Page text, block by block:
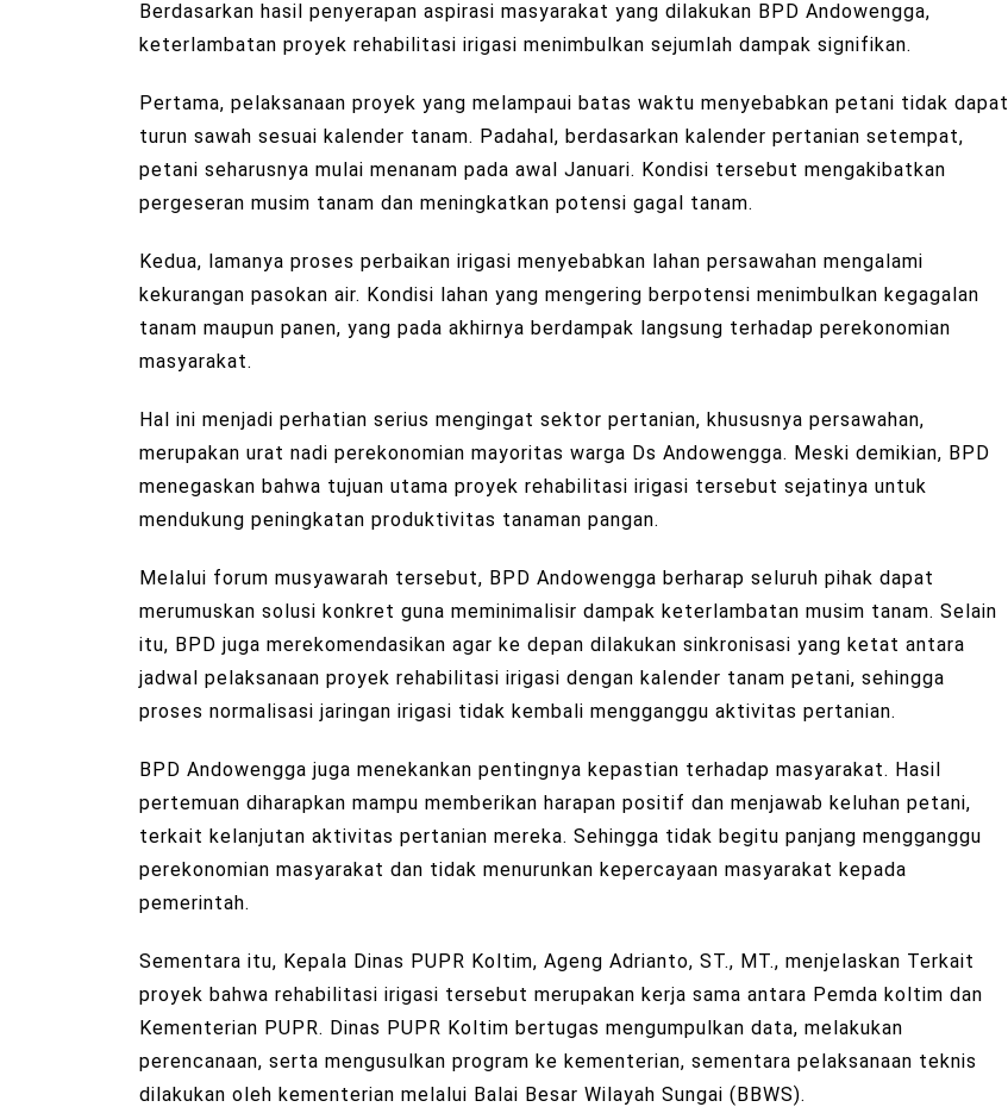
Berdasarkan hasil penyerapan aspirasi masyarakat yang dilakukan BPD Andowengga,
keterlambatan proyek rehabilitasi irigasi menimbulkan sejumlah dampak signifikan.
Pertama, pelaksanaan proyek yang melampaui batas waktu menyebabkan petani tidak dapat
turun sawah sesuai kalender tanam. Padahal, berdasarkan kalender pertanian setempat,
petani seharusnya mulai menanam pada awal Januari. Kondisi tersebut mengakibatkan
pergeseran musim tanam dan meningkatkan potensi gagal tanam.
Kedua, lamanya proses perbaikan irigasi menyebabkan lahan persawahan mengalami
kekurangan pasokan air. Kondisi lahan yang mengering berpotensi menimbulkan kegagalan
tanam maupun panen, yang pada akhirnya berdampak langsung terhadap perekonomian
masyarakat.
Hal ini menjadi perhatian serius mengingat sektor pertanian, khususnya persawahan,
merupakan urat nadi perekonomian mayoritas warga Ds Andowengga. Meski demikian, BPD
menegaskan bahwa tujuan utama proyek rehabilitasi irigasi tersebut sejatinya untuk
mendukung peningkatan produktivitas tanaman pangan.
Melalui forum musyawarah tersebut, BPD Andowengga berharap seluruh pihak dapat
merumuskan solusi konkret guna meminimalisir dampak keterlambatan musim tanam. Selain
itu, BPD juga merekomendasikan agar ke depan dilakukan sinkronisasi yang ketat antara
jadwal pelaksanaan proyek rehabilitasi irigasi dengan kalender tanam petani, sehingga
proses normalisasi jaringan irigasi tidak kembali mengganggu aktivitas pertanian.
BPD Andowengga juga menekankan pentingnya kepastian terhadap masyarakat. Hasil
pertemuan diharapkan mampu memberikan harapan positif dan menjawab keluhan petani,
terkait kelanjutan aktivitas pertanian mereka. Sehingga tidak begitu panjang mengganggu
perekonomian masyarakat dan tidak menurunkan kepercayaan masyarakat kepada
pemerintah.
Sementara itu, Kepala Dinas PUPR Koltim, Ageng Adrianto, ST., MT., menjelaskan Terkait
proyek bahwa rehabilitasi irigasi tersebut merupakan kerja sama antara Pemda koltim dan
Kementerian PUPR. Dinas PUPR Koltim bertugas mengumpulkan data, melakukan
perencanaan, serta mengusulkan program ke kementerian, sementara pelaksanaan teknis
dilakukan oleh kementerian melalui Balai Besar Wilayah Sungai (BBWS).